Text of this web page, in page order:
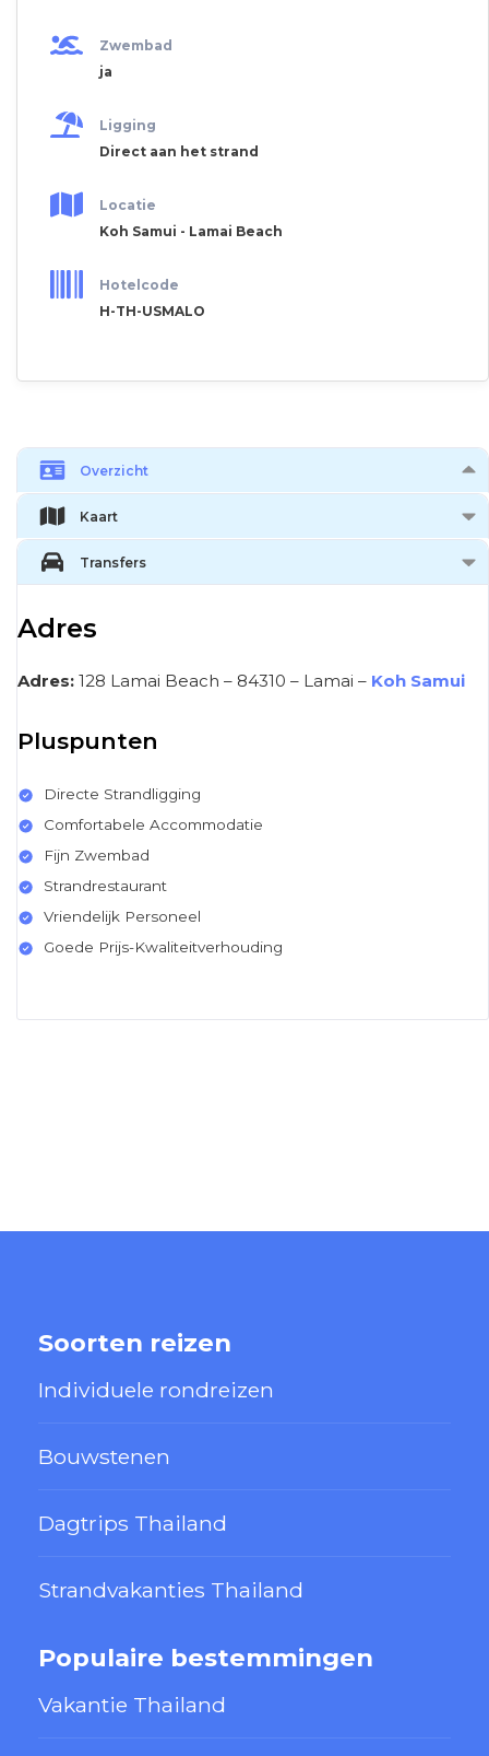
Zwembad
ja
Ligging
Direct aan het strand
Locatie
Koh Samui - Lamai Beach
Hotelcode
H-TH-USMALO
Overzicht
Kaart
Transfers
Adres
Adres: 128 Lamai Beach – 84310 – Lamai – Koh Samui
Pluspunten
Directe Strandligging
Comfortabele Accommodatie
Fijn Zwembad
Strandrestaurant
Vriendelijk Personeel
Goede Prijs-Kwaliteitverhouding
Soorten reizen
Individuele rondreizen
Bouwstenen
Dagtrips Thailand
Strandvakanties Thailand
Populaire bestemmingen
Vakantie Thailand